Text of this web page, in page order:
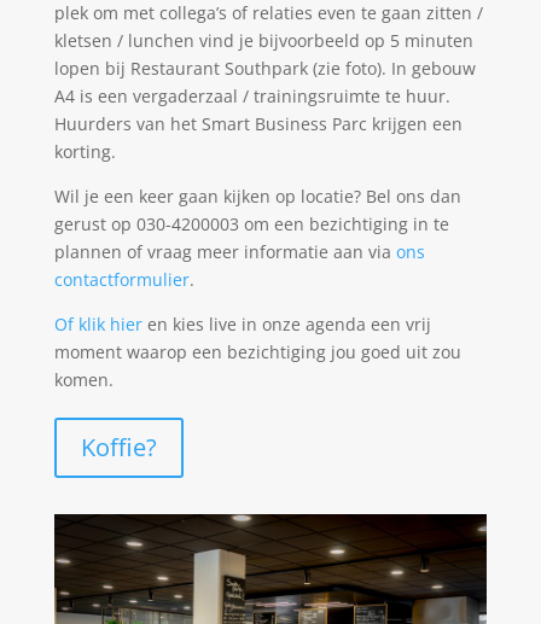
plek om met collega’s of relaties even te gaan zitten /
kletsen / lunchen vind je bijvoorbeeld op 5 minuten
lopen bij Restaurant Southpark (zie foto). In gebouw
A4 is een vergaderzaal / trainingsruimte te huur.
Huurders van het Smart Business Parc krijgen een
korting.
Wil je een keer gaan kijken op locatie? Bel ons dan
gerust op 030-4200003 om een bezichtiging in te
plannen of vraag meer informatie aan via ons
contactformulier.
Of klik hieren kies live in onze agenda een vrij
moment waarop een bezichtiging jou goed uit zou
komen.
Koffie?